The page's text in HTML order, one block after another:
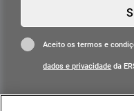
Aceito os termos e
dados e privacidade da